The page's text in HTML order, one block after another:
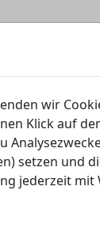
wir
Klick auf
setzen und
jederzeit